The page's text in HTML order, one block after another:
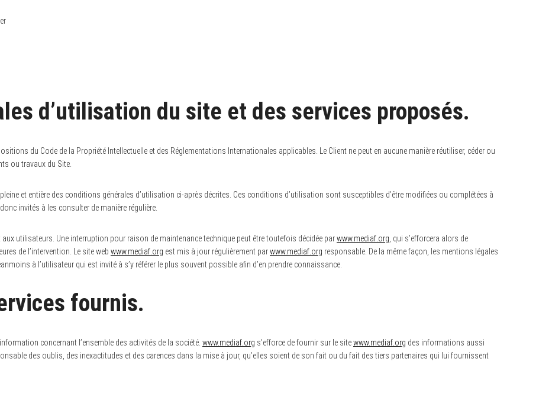
d’utilisation du site et des services proposés.
du Code de la Propriété Intellectuelle et des Réglementations Internationales applicables. Le Client ne peut en aucune manière réutiliser, céder ou
ou travaux du Site.
et entière des conditions générales d’utilisation ci-après décrites. Ces conditions d’utilisation sont susceptibles d’être modifiées ou complétées à
invités à les consulter de manière régulière.
utilisateurs. Une interruption pour raison de maintenance technique peut être toutefois décidée parwww.mediaf.org , qui s’efforcera alors de
de l’intervention. Le site web www.mediaf.org est mis à jour régulièrement parwww.mediaf.org responsable. De la même façon, les mentions légales
à l’utilisateur qui est invité à s’y référer le plus souvent possible afin d’en prendre connaissance.
fournis.
concernant l’ensemble des activités de la société. www.mediaf.org s’efforce de fournir sur le sitewww.mediaf.org des informations aussi
des oublis, des inexactitudes et des carences dans la mise à jour, qu’elles soient de son fait ou du fait des tiers partenaires qui lui fournissent